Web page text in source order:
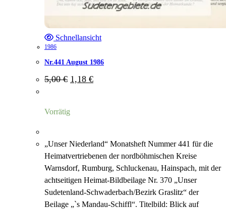
Schnellansicht
1986
Nr.441 August 1986
5,00€ Ursprünglicher
Preis
1,18 €Aktueller
Preis
Vorrätig
„Unser Niederland“ Monatsheft Nummer 441 für die
Heimatvertriebenen der nordböhmischen Kreise
Warnsdorf, Rumburg, Schluckenau, Hainspach, mit der
achtseitigen Heimat-Bildbeilage Nr. 370 „Unser
Sudetenland-Schwaderbach/Bezirk Graslitz“ der
Beilage „`s Mandau-Schiffl“. Titelbild: Blick auf